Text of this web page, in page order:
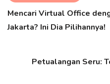
Mencari Virtual Office
Jakarta? Ini Dia Pilihannya!
Petualangan Seru: